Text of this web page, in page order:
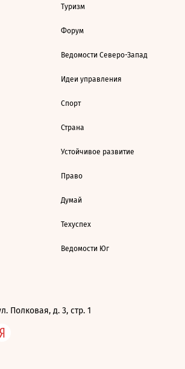
Туризм
Форум
Ведомости Северо-Запад
Идеи управления
Спорт
Страна
Устойчивое развитие
Право
Думай
Техуспех
Ведомости Юг
Полковая, д. 3, стр. 1